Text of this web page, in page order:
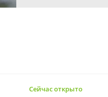
Сейчас открыто